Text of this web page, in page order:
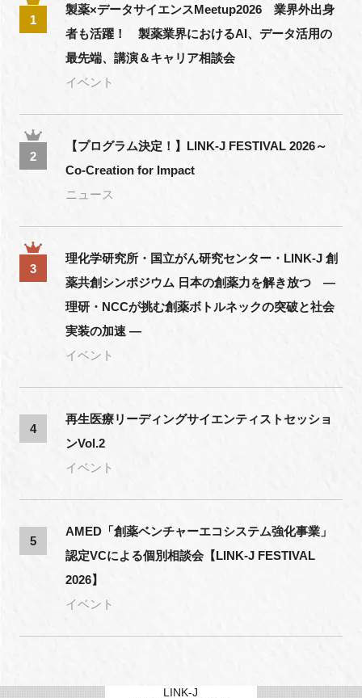
1
製薬×データサイエンスMeetup2026 業界外出身
者も活躍！ 製薬業界におけるAI、データ活用の
最先端、講演＆キャリア相談会
イベント
2
【プログラム決定！】LINK-J FESTIVAL 2026～
Co-Creation for Impact
ニュース
3
理化学研究所・国立がん研究センター・LINK-J 創
薬共創シンポジウム 日本の創薬力を解き放つ ―
理研・NCCが挑む創薬ボトルネックの突破と社会
実装の加速 ―
イベント
4
再生医療リーディングサイエンティストセッショ
ンVol.2
イベント
5
AMED「創薬ベンチャーエコシステム強化事業」
認定VCによる個別相談会【LINK-J FESTIVAL
2026】
イベント
LINK-J